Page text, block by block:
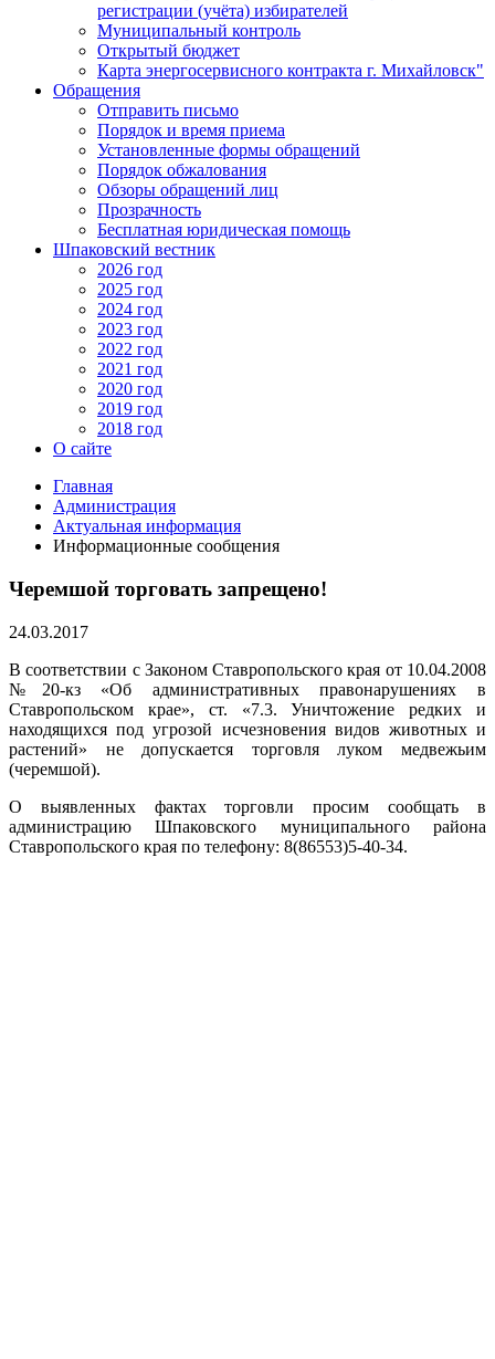
регистрации (учёта) избирателей
Муниципальный контроль
Открытый бюджет
Карта энергосервисного контракта г. Михайловск"
Обращения
Отправить письмо
Порядок и время приема
Установленные формы обращений
Порядок обжалования
Обзоры обращений лиц
Прозрачность
Бесплатная юридическая помощь
Шпаковский вестник
2026 год
2025 год
2024 год
2023 год
2022 год
2021 год
2020 год
2019 год
2018 год
О сайте
Главная
Администрация
Актуальная информация
Информационные сообщения
Черемшой торговать запрещено!
24.03.2017
В соответствии с Законом Ставропольского края от 10.04.2008
№20-кз «Об административных правонарушениях в
Ставропольском крае», ст. «7.3. Уничтожение редких и
находящихся под угрозой исчезновения видов животных и
растений» не допускается торговля луком медвежьим
(черемшой).
О выявленных фактах торговли просим сообщать в
администрацию Шпаковского муниципального района
Ставропольского края по телефону: 8(86553)5-40-34.